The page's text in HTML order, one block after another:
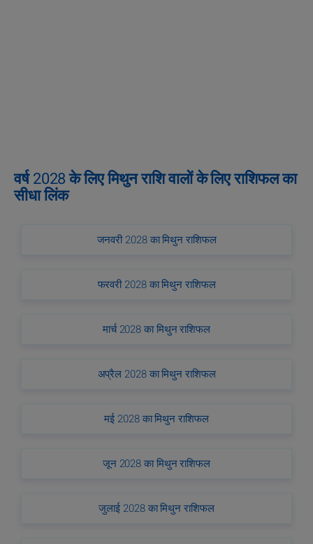
वर्ष 2028 के लिए मिथुन राशि वालों के लिए राशिफल का
सीधा लिंक
जनवरी 2028 का मिथुन राशिफल
फरवरी 2028 का मिथुन राशिफल
मार्च 2028 का मिथुन राशिफल
अप्रैल 2028 का मिथुन राशिफल
मई 2028 का मिथुन राशिफल
जून 2028 का मिथुन राशिफल
जुलाई 2028 का मिथुन राशिफल